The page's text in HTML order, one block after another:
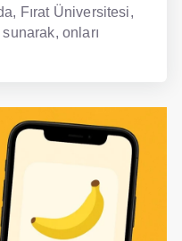
Fırat Üniversitesi,
onları